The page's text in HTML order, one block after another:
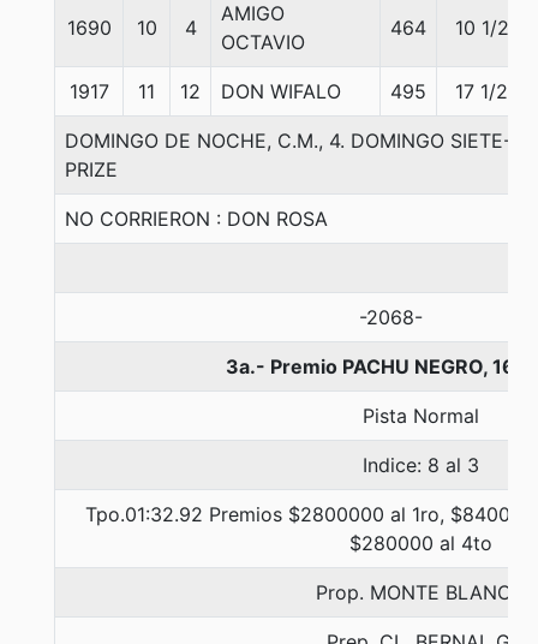
1690 10 4
AMIGO
OCTAVIO
464 10 1/2
1917 11 12 DON WIFALO 495 17 1/2
DOMINGO DE NOCHE, C.M., 4. DOMINGO SIETE-
PRIZE
NO CORRIERON : DON ROSA
-2068-
3a.- Premio PACHU NEGRO,
Pista Normal
Indice: 8 al 3
Tpo.01:32.92 Premios $2800000 al 1ro,
$280000 al 4to
Prop. MONTE BLANCO